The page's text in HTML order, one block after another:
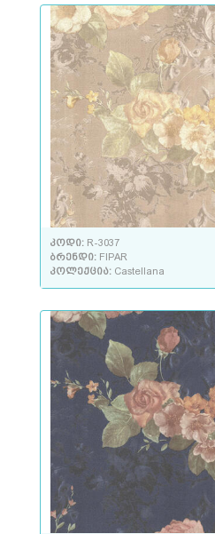
კოდი: R-3037
ბრენდი: FIPAR
კოლექცია: Castellana